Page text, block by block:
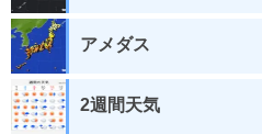
アメダス
2週間天気